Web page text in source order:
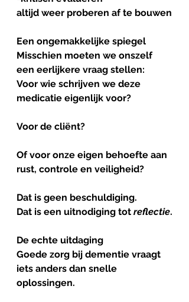
altijd weer proberen af te bouwen
Een ongemakkelijke spiegel
Misschien moeten we onszelf
een eerlijkere vraag stellen:
Voor wie schrijven we deze
medicatie eigenlijk voor?
Voor de cliënt?
Of voor onze eigen behoefte aan
rust, controle en veiligheid?
Dat is geen beschuldiging.
Dat is een uitnodiging tot reflectie.
De echte uitdaging
Goede zorg bij dementie vraagt
iets anders dan snelle
oplossingen.